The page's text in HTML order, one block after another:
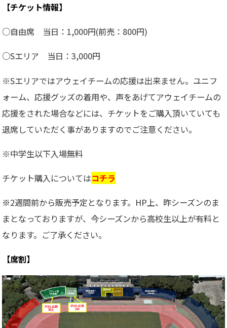
【チケット情報】
○自由席 当日：1,000円(前売：800円)
○Sエリア 当日：3,000円
※Sエリアではアウェイチームの応援は出来ません。ユニフ
ォーム、応援グッズの着用や、声をあげてアウェイチームの
応援をされた場合などには、チケットをご購入頂いていても
退席していただく事がありますのでご注意ください。
※中学生以下入場無料
チケット購入についてはコチラ
※2週間前から販売予定となります。HP上、昨シーズンのま
まとなっておりますが、今シーズンから高校生以上が有料と
なります。ご了承ください。
【席割】